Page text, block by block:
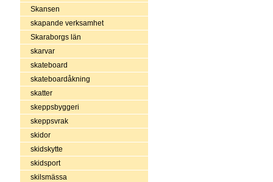
Skansen
skapande verksamhet
Skaraborgs län
skarvar
skateboard
skateboardåkning
skatter
skeppsbyggeri
skeppsvrak
skidor
skidskytte
skidsport
skilsmässa